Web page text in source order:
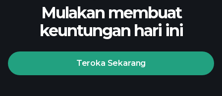
Playtrade
Mulakan membuat
keuntungan hari ini
Teroka Sekarang